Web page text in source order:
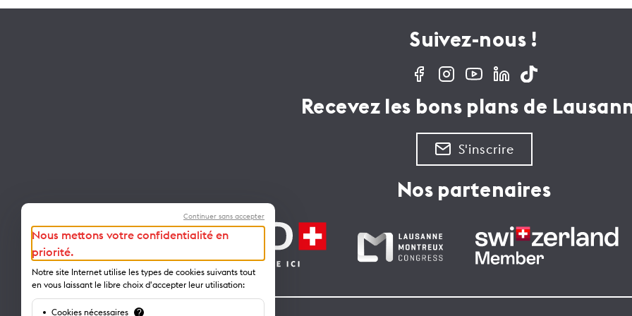
Suivez-nous !
Recevez les bons plans de
S'inscrire
Nos partenaires
Continuer sans accepter
Nous mettons votre confidentialité en
priorité.
Notre site Internet utilise les types de cookies suivants tout
en vous laissant le libre choix d'accepter leur utilisation:
Cookies nécessaires ?